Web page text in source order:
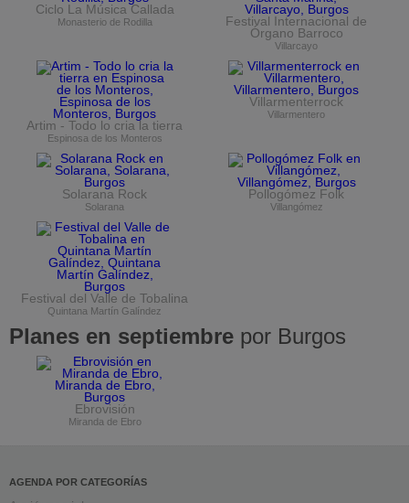
Ciclo La Música Callada
Monasterio de Rodilla
Festival Internacional de
Órgano Barroco
Villarcayo
Artim - Todo lo cria la tierra
Espinosa de los Monteros
Villarmenterrock
Villarmentero
Solarana Rock
Solarana
Pollogómez Folk
Villangómez
Festival del Valle de Tobalina
Quintana Martín Galíndez
Planes en septiembre por Burgos
Ebrovisión
Miranda de Ebro
AGENDA POR CATEGORÍAS